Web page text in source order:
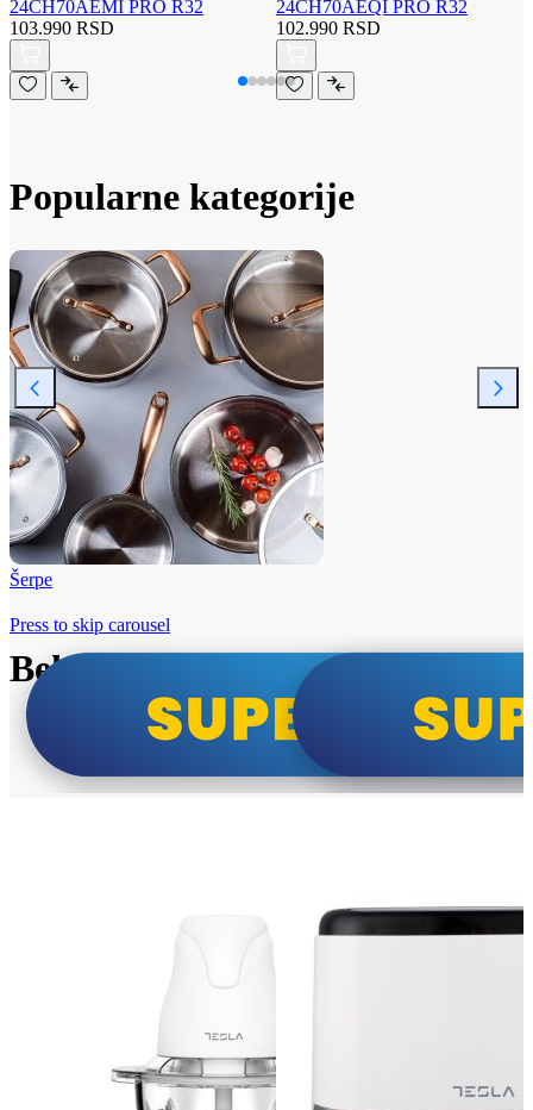
24CH70AEMI PRO R32
103.990 RSD
24CH70AEQI PRO R32
102.990 RSD
Popularne kategorije
Šerpe
Beko i Tesla super cene
Press to skip carousel